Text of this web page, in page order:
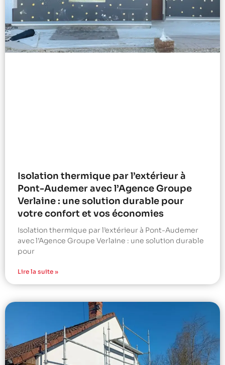
Isolation thermique par l’extérieur à
Pont-Audemer avec l’Agence Groupe
Verlaine : une solution durable pour
votre confort et vos économies
Isolation thermique par l’extérieur à Pont-Audemer
avec l’Agence Groupe Verlaine : une solution durable
pour
Lire la suite »